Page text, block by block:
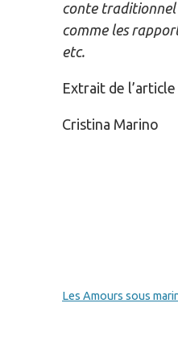
conte traditionnel
comme les
etc.
Extrait de l’article
Cristina Marino
Les Amours sous